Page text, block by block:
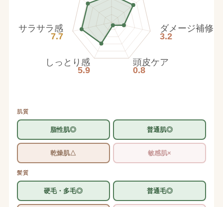
ダメージ補修
3.2
頭皮ケア
0.8
しっとり感
5.9
サラサラ感
7.7
肌質
脂性肌◎ 普通肌◎
乾燥肌△ 敏感肌×
髪質
硬毛・多毛◎ 普通毛◎